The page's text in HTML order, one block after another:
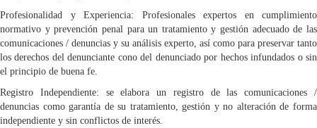
Profesionalidad y Experiencia: Profesionales expertos en cumplimiento
normativo y prevención penal para un tratamiento y gestión adecuado de las
comunicaciones / denuncias y su análisis experto, así como para preservar tanto
los derechos del denunciante cono del denunciado por hechos infundados o sin
el principio de buena fe.
Registro Independiente: se elabora un registro de las comunicaciones /
denuncias como garantía de su tratamiento, gestión y no alteración de forma
independiente y sin conflictos de interés.